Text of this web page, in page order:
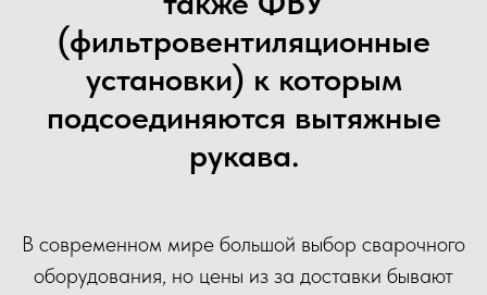
(фильтровентиляционные
установки) к которым
подсоединяются вытяжные
рукава.
В современном мире большой выбор сварочного
оборудования, но цены из за доставки бывают